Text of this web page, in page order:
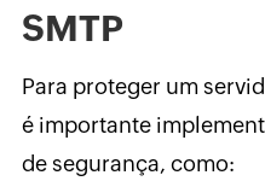
SMTP
Para proteger um
é importante
de segurança, como: